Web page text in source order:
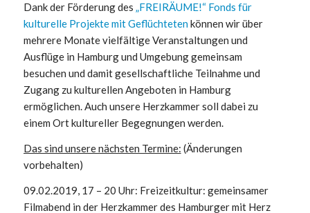
Dank der Förderung des „FREIRÄUME!“ Fonds für
kulturelle Projekte mit Geflüchtetenkönnen wir über
mehrere Monate vielfältige Veranstaltungen und
Ausflüge in Hamburg und Umgebung gemeinsam
besuchen und damit gesellschaftliche Teilnahme und
Zugang zu kulturellen Angeboten in Hamburg
ermöglichen. Auch unsere Herzkammer soll dabei zu
einem Ort kultureller Begegnungen werden.
Das sind unsere nächsten Termine: (Änderungen
vorbehalten)
09.02.2019, 17 – 20 Uhr: Freizeitkultur: gemeinsamer
Filmabend in der Herzkammer des Hamburger mit Herz